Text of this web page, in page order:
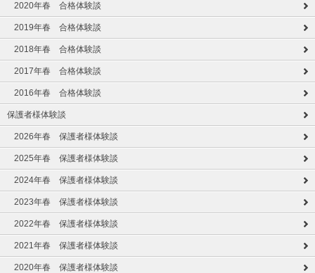
2020年春 合格体験談
2019年春 合格体験談
2018年春 合格体験談
2017年春 合格体験談
2016年春 合格体験談
保護者様体験談
2026年春 保護者様体験談
2025年春 保護者様体験談
2024年春 保護者様体験談
2023年春 保護者様体験談
2022年春 保護者様体験談
2021年春 保護者様体験談
2020年春 保護者様体験談